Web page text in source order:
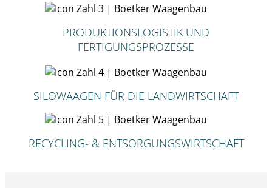
PRODUKTIONSLOGISTIK UND
FERTIGUNGSPROZESSE
SILOWAAGEN FÜR DIE LANDWIRTSCHAFT
RECYCLING- & ENTSORGUNGSWIRTSCHAFT